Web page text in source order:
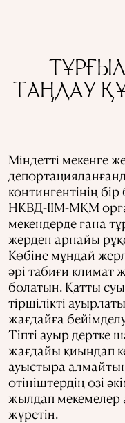
ТАҢДАУ
Міндетті мекенге
контингентінің
НКВД-ІІМ-МҚМ
мекендерде ғана
жерден арнайы
Көбіне мұндай
әрі табиғи климат
болатын. Қатты
тіршілікті
жағдайға
Тіпті ауыр дертке
жағдайы қиындап
ауыстыра
өтініштердің өзі
жылдап мекемелер
жүретін.